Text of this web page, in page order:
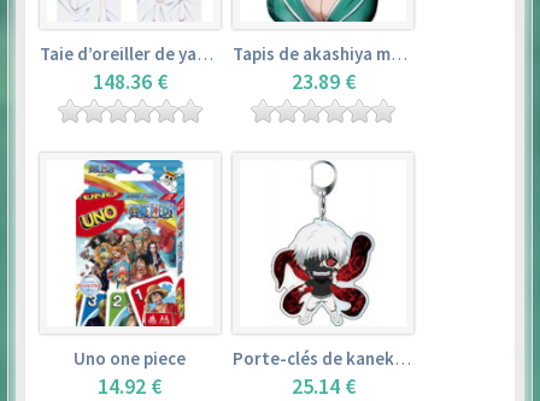
Taie d’oreiller de yamada elf – eromanga sensei
148.36 €
Tapis de akashiya moka – rosario + vampire
23.89 €
Uno one piece
14.92 €
Porte-clés de kaneki ken – tokyo ghoul
25.14 €